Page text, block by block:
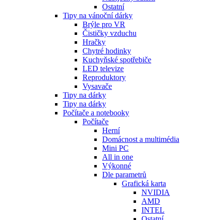
Ostatní
Tipy na vánoční dárky
Brýle pro VR
Čističky vzduchu
Hračky
Chytré hodinky
Kuchyňské spotřebiče
LED televize
Reproduktory
Vysavače
Tipy na dárky
Tipy na dárky
Počítače a notebooky
Počítače
Herní
Domácnost a multimédia
Mini PC
All in one
Výkonné
Dle parametrů
Grafická karta
NVIDIA
AMD
INTEL